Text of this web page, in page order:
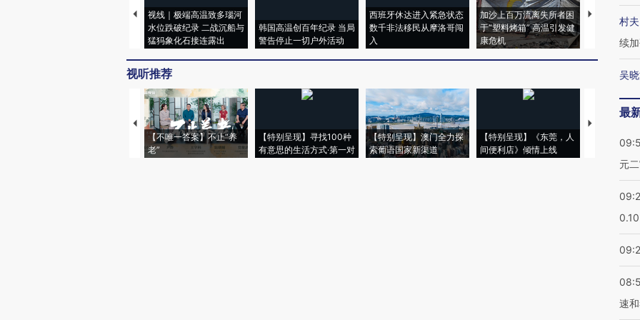
视线｜极端高温致多瑙河
水位跌破纪录 二战沉船与
猛犸象化石接连露出
韩国高温创百年纪录 当局
警告停止一切户外活动
西班牙休达进入紧急状态
数千非法移民从摩洛哥闯
入
加沙上百万流离失所者困
于“塑料烤箱” 高温引发健
康危机
视线｜
术：是什么
心“花钱找虐
视听推荐
【不唯一答案】不止“养
老”
【特别呈现】寻找100种
有意思的生活方式·第一对
【特别呈现】澳门全力探
索葡语国家新渠道
【特别呈现】《东莞，人
间便利店》倾情上线
【推广】走
会，让数智
村
续
吴
最
元
速